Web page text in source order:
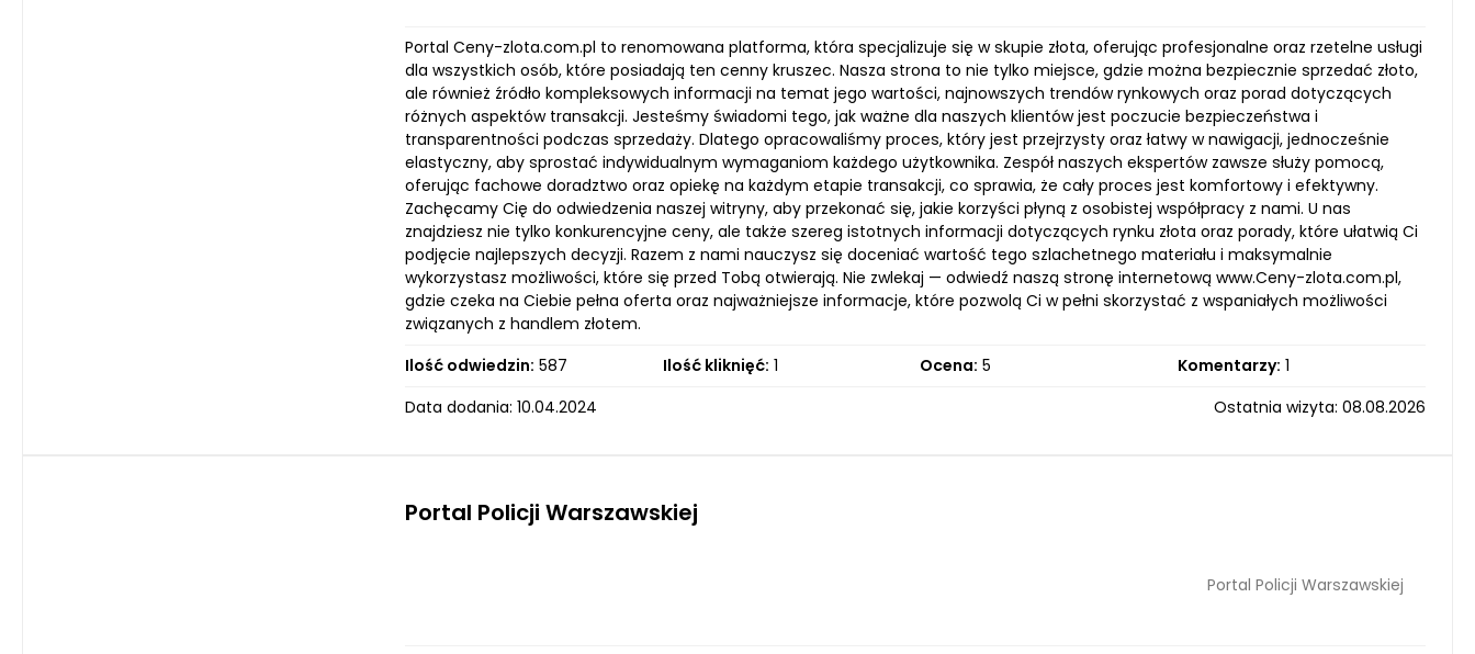
Portal Ceny-zlota.com.pl to renomowana platforma, która specjalizuje się w skupie złota, oferując profesjonalne oraz rzetelne usługi
dla wszystkich osób, które posiadają ten cenny kruszec. Nasza strona to nie tylko miejsce, gdzie można bezpiecznie sprzedać złoto,
ale również źródło kompleksowych informacji na temat jego wartości, najnowszych trendów rynkowych oraz porad dotyczących
różnych aspektów transakcji. Jesteśmy świadomi tego, jak ważne dla naszych klientów jest poczucie bezpieczeństwa i
transparentności podczas sprzedaży. Dlatego opracowaliśmy proces, który jest przejrzysty oraz łatwy w nawigacji, jednocześnie
elastyczny, aby sprostać indywidualnym wymaganiom każdego użytkownika. Zespół naszych ekspertów zawsze służy pomocą,
oferując fachowe doradztwo oraz opiekę na każdym etapie transakcji, co sprawia, że cały proces jest komfortowy i efektywny.
Zachęcamy Cię do odwiedzenia naszej witryny, aby przekonać się, jakie korzyści płyną z osobistej współpracy z nami. U nas
znajdziesz nie tylko konkurencyjne ceny, ale także szereg istotnych informacji dotyczących rynku złota oraz porady, które ułatwią Ci
podjęcie najlepszych decyzji. Razem z nami nauczysz się doceniać wartość tego szlachetnego materiału i maksymalnie
wykorzystasz możliwości, które się przed Tobą otwierają. Nie zwlekaj — odwiedź naszą stronę internetową www.Ceny-zlota.com.pl,
gdzie czeka na Ciebie pełna oferta oraz najważniejsze informacje, które pozwolą Ci w pełni skorzystać z wspaniałych możliwości
związanych z handlem złotem.
Ilość odwiedzin: 587 Ilość kliknięć: 1 Ocena: 5 Komentarzy: 1
Data dodania: 10.04.2024
Ostatnia wizyta: 08.08.2026
Portal Policji Warszawskiej
Portal Policji Warszawskiej